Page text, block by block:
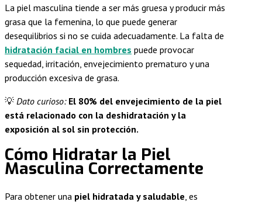
La piel masculina tiende a ser más gruesa y producir más
grasa que la femenina, lo que puede generar
desequilibrios si no se cuida adecuadamente. La falta de
hidratación facial en hombres puede provocar
sequedad, irritación, envejecimiento prematuro y una
producción excesiva de grasa.
💡 Dato curioso: El 80% del envejecimiento de la piel
está relacionado con la deshidratación y la
exposición al sol sin protección.
Cómo Hidratar la Piel
Masculina Correctamente
Para obtener una piel hidratada y saludable, es